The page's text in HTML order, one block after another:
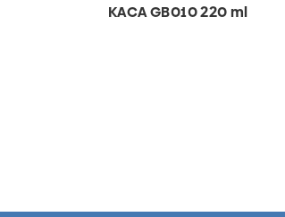
KACA GB010 220 ml